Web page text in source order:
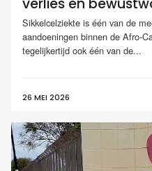
Sikkelcelziekte is één van de
aandoeningen binnen de Afro-
tegelijkertijd ook één van de...
26 MEI 2026